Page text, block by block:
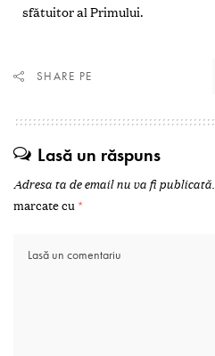
sfătuitor al Primului.
SHARE PE
Lasă un răspuns
Adresa ta de email nu va fi publicată.
marcate cu *